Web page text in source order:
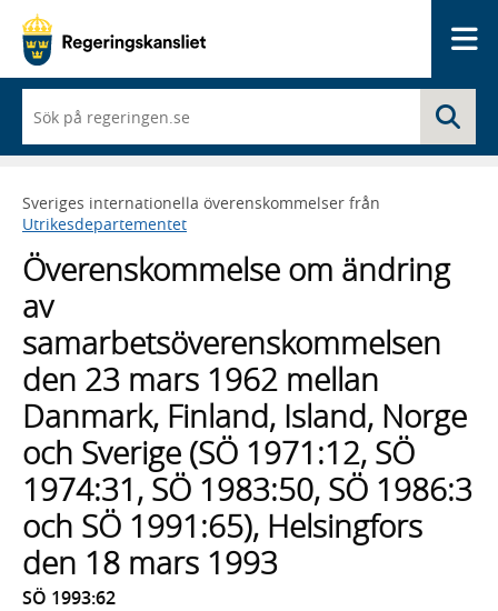
du
börjar
skriva
framträder
en
med
sökförslag
Sveriges internationella överenskommelser från
Utrikesdepartementet
Överenskommelse om ändring
av
samarbetsöverenskommelsen
den 23 mars 1962 mellan
Danmark, Finland, Island, Norge
och Sverige (SÖ 1971:12, SÖ
1974:31, SÖ 1983:50, SÖ 1986:3
och SÖ 1991:65), Helsingfors
den 18 mars 1993
SÖ 1993:62